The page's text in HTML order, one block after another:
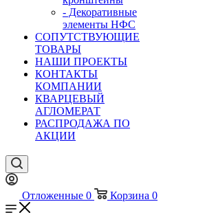
- Декоративные
элементы НФС
СОПУТСТВУЮЩИЕ
ТОВАРЫ
НАШИ ПРОЕКТЫ
КОНТАКТЫ
КОМПАНИИ
КВАРЦЕВЫЙ
АГЛОМЕРАТ
РАСПРОДАЖА ПО
АКЦИИ
Отложенные 0 Корзина 0